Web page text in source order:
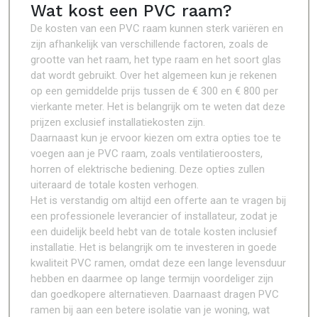
Wat kost een PVC raam?
De kosten van een PVC raam kunnen sterk variëren en
zijn afhankelijk van verschillende factoren, zoals de
grootte van het raam, het type raam en het soort glas
dat wordt gebruikt. Over het algemeen kun je rekenen
op een gemiddelde prijs tussen de € 300 en € 800 per
vierkante meter. Het is belangrijk om te weten dat deze
prijzen exclusief installatiekosten zijn.
Daarnaast kun je ervoor kiezen om extra opties toe te
voegen aan je PVC raam, zoals ventilatieroosters,
horren of elektrische bediening. Deze opties zullen
uiteraard de totale kosten verhogen.
Het is verstandig om altijd een offerte aan te vragen bij
een professionele leverancier of installateur, zodat je
een duidelijk beeld hebt van de totale kosten inclusief
installatie. Het is belangrijk om te investeren in goede
kwaliteit PVC ramen, omdat deze een lange levensduur
hebben en daarmee op lange termijn voordeliger zijn
dan goedkopere alternatieven. Daarnaast dragen PVC
ramen bij aan een betere isolatie van je woning, wat